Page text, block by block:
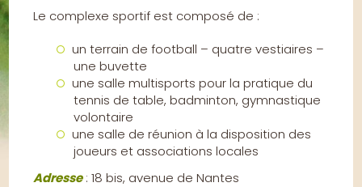
Le complexe sportif est composé de :
un terrain de football – quatre vestiaires –
une buvette
une salle multisports pour la pratique du
tennis de table, badminton, gymnastique
volontaire
une salle de réunion à la disposition des
joueurs et associations locales
Adresse: 18 bis, avenue de Nantes